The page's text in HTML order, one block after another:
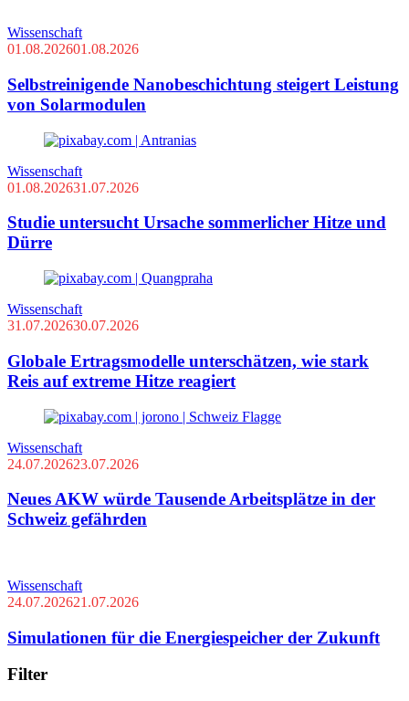
Wissenschaft
01.08.202601.08.2026
Selbstreinigende Nanobeschichtung steigert Leistung
von Solarmodulen
Wissenschaft
01.08.202631.07.2026
Studie untersucht Ursache sommerlicher Hitze und
Dürre
Wissenschaft
31.07.202630.07.2026
Globale Ertragsmodelle unterschätzen, wie stark
Reis auf extreme Hitze reagiert
Wissenschaft
24.07.202623.07.2026
Neues AKW würde Tausende Arbeitsplätze in der
Schweiz gefährden
Wissenschaft
24.07.202621.07.2026
Simulationen für die Energiespeicher der Zukunft
Filter